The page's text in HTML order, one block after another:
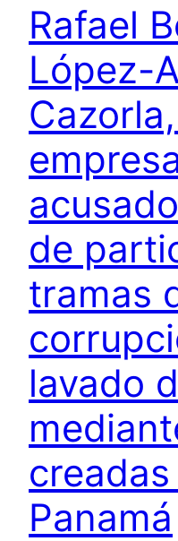
Rafael
López-
de
tramas
lavado
creadas
Panamá